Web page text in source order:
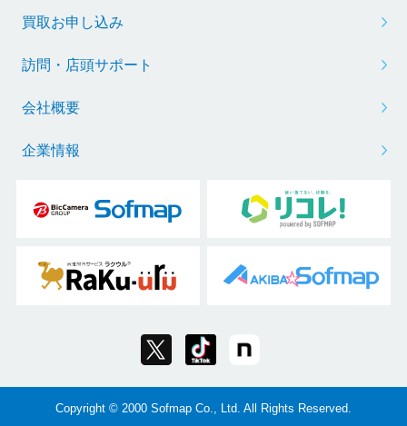
買取お申し込み
訪問・店頭サポート
会社概要
企業情報
Copyright © 2000 Sofmap Co., Ltd. All Rights Reserved.